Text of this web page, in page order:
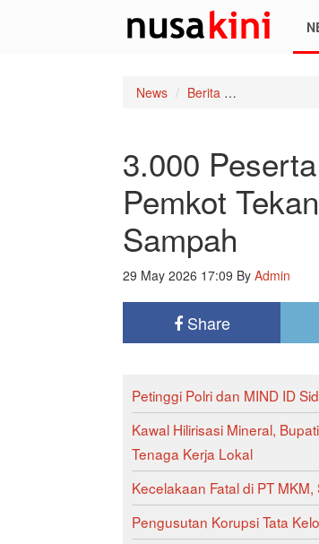
News Berita
3.000
Pemkot
Sampah
29 May 2026 17:09 By Admin
Share
Petinggi Polri dan MIND ID
Kawal Hilirisasi Mineral,
Tenaga Kerja Lokal
Kecelakaan Fatal di PT
Pengusutan Korupsi Tata